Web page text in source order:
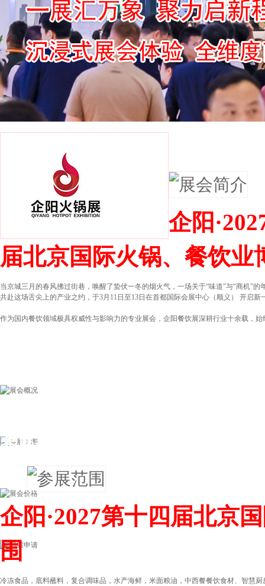
企阳
届北京国际火锅、餐饮业
当京城三月的春风拂过街巷，唤醒了蛰伏一冬的烟火气，一场关于“味道”与“商机”
共赴这场舌尖上的产业之约，于3月11日至13日在首都国际会展中心（顺义） 开启新
作为国内餐饮领域极具权威性与影响力的专业展会，企阳餐饮展深耕行业十余载，
参展范围
企阳·2027第十四届北京
围
冷冻食品，底料蘸料，复合调味品，水产海鲜，米面粮油，中西餐餐饮食材、智慧